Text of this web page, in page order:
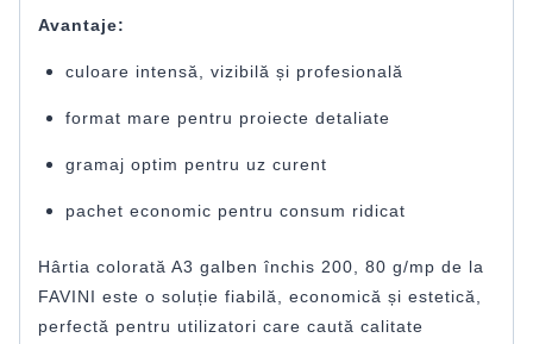
Avantaje:
culoare intensă, vizibilă și profesională
format mare pentru proiecte detaliate
gramaj optim pentru uz curent
pachet economic pentru consum ridicat
Hârtia colorată A3 galben închis 200, 80 g/mp de la
FAVINI este o soluție fiabilă, economică și estetică,
perfectă pentru utilizatori care caută calitate